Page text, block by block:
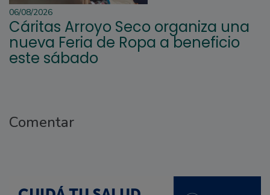
06/08/2026
Cáritas Arroyo Seco organiza una
nueva Feria de Ropa a beneficio
este sábado
Comentar